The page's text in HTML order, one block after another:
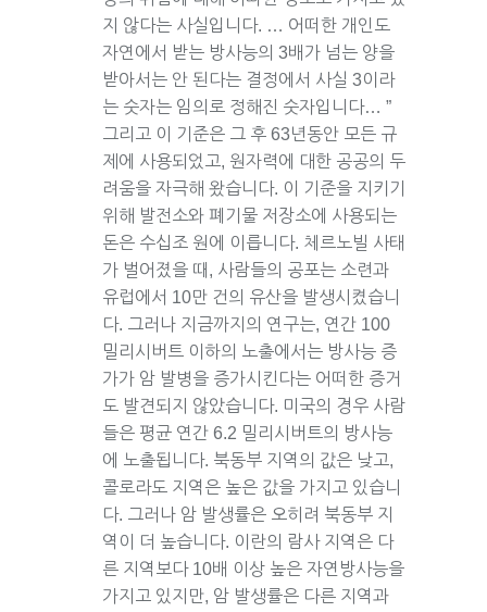
지 않다는 사실입니다. … 어떠한 개인도
자연에서 받는 방사능의 3배가 넘는 양을
받아서는 안 된다는 결정에서 사실 3이라
는 숫자는 임의로 정해진 숫자입니다… ”
그리고 이 기준은 그 후 63년동안 모든 규
제에 사용되었고, 원자력에 대한 공공의 두
려움을 자극해 왔습니다. 이 기준을 지키기
위해 발전소와 폐기물 저장소에 사용되는
돈은 수십조 원에 이릅니다. 체르노빌 사태
가 벌어졌을 때, 사람들의 공포는 소련과
유럽에서 10만 건의 유산을 발생시켰습니
다. 그러나 지금까지의 연구는, 연간 100
밀리시버트 이하의 노출에서는 방사능 증
가가 암 발병을 증가시킨다는 어떠한 증거
도 발견되지 않았습니다. 미국의 경우 사람
들은 평균 연간 6.2 밀리시버트의 방사능
에 노출됩니다. 북동부 지역의 값은 낮고,
콜로라도 지역은 높은 값을 가지고 있습니
다. 그러나 암 발생률은 오히려 북동부 지
역이 더 높습니다. 이란의 람사 지역은 다
른 지역보다 10배 이상 높은 자연방사능을
가지고 있지만, 암 발생률은 다른 지역과